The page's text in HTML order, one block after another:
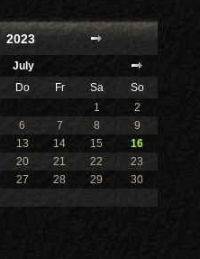
2023
July
Do Fr Sa
So
1
2
6 7 8
9
13 14 15
16
20 21 22
23
27 28 29
30